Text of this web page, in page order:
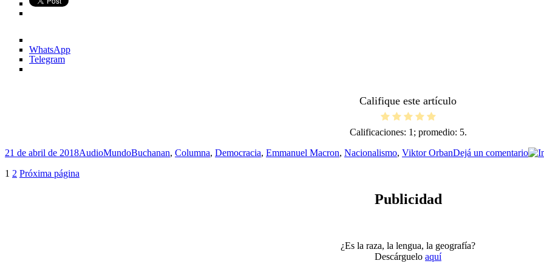
WhatsApp
Telegram
Califique este artículo
Calificaciones: 1 ; promedio: 5.
Publicado
21 de abril de 2018Formato
AudioCategorías
MundoEtiquetas
Buchanan, Columna, Democracia, Emmanuel Macron, Nacionalismo, Viktor OrbanDejá un comentarioen
Paginación
Página
1 Página
2 Próxima página
Publicidad
¿Es la raza, la lengua, la geografía?
Descárguelo aquí